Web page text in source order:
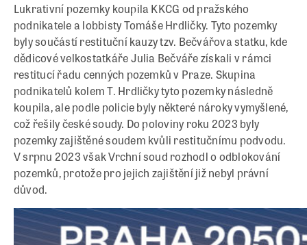
Lukrativní pozemky koupila KKCG od pražského
podnikatele a lobbisty Tomáše Hrdličky. Tyto pozemky
byly součástí restituční kauzy tzv. Bečvářova statku, kde
dědicové velkostatkáře Julia Bečváře získali v rámci
restitucí řadu cenných pozemků v Praze. Skupina
podnikatelů kolem T. Hrdličky tyto pozemky následně
koupila, ale podle policie byly některé nároky vymyšlené,
což řešily české soudy. Do poloviny roku 2023 byly
pozemky zajištěné soudem kvůli restitučnímu podvodu.
V srpnu 2023 však Vrchní soud rozhodl o odblokování
pozemků, protože pro jejich zajištění již nebyl právní
důvod.